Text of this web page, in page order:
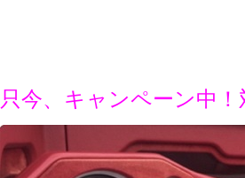
只今、キャンペーン中！